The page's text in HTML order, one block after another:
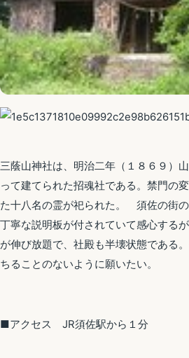
三蔭山神社は、明治二年（１８６９）
って建てられた招魂社である。禁門の
た十八名の霊が祀られた。 須佐の街
丁寧な説明板が付されていて感心する
が伸び放題で、社殿も半壊状態である
ちることのないように願いたい。
■アクセス JR須佐駅から１分